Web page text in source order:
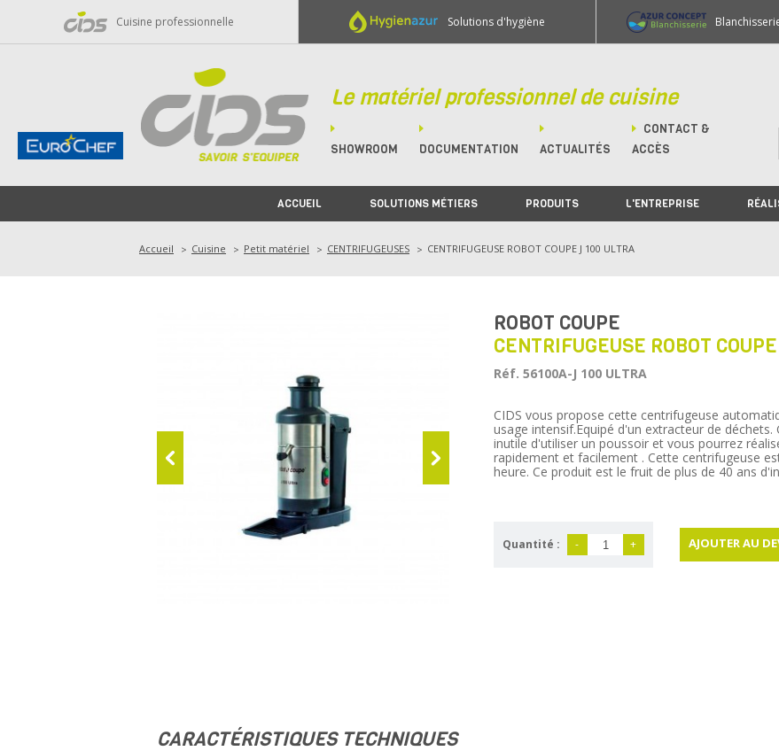
Cuisine professionnelle Solutions d'hygiène
Le matériel professionnel de cuisine
SHOWROOM DOCUMENTATION ACTUALITÉS
CONTACT &
ACCÈS
ACCUEIL SOLUTIONS MÉTIERS PRODUITS L'ENTREPRISE
Accueil Cuisine Petit matériel CENTRIFUGEUSES CENTRIFUGEUSE ROBOT COUPE J 100 ULTRA
ROBOT COUPE
CENTRIFUGEUSE ROBOT
Réf. 56100A-J 100 ULTRA
CIDS vous propose cette centrifugeuse
usage intensif.Equipé d'un extracteur de
inutile d'utiliser un poussoir et vous pourrez
rapidement et facilement . Cette centrifugeuse
heure. Ce produit est le fruit de plus de 40 ans
Quantité : - + AJOUTER AU
CARACTÉRISTIQUES TECHNIQUES
Panneau de gestion des cookies